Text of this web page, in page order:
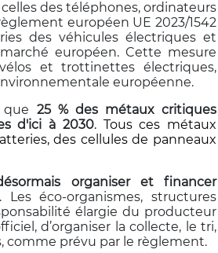
des téléphones, ordinateurs
européen UE 2023/1542
des véhicules électriques et
européen. Cette mesure
et trottinettes électriques,
européenne.
25 % des métaux critiques
d'ici à 2030. Tous ces métaux
des cellules de panneaux
organiser et financer
Les éco‑organismes, structures
élargie du producteur
d’organiser la collecte, le tri,
comme prévu par le règlement.